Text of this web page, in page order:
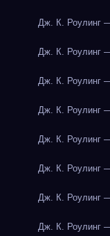
Дж. К. Роулинг
Дж. К. Роулинг
Дж. К. Роулинг
Дж. К. Роулинг
Дж. К. Роулинг
Дж. К. Роулинг
Дж. К. Роулинг
Дж. К. Роулинг